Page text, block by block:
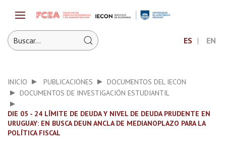
ES EN
INICIO PUBLICACIONES
DOCUMENTOS DEL IECON
DOCUMENTOS DE INVESTIGACIÓN ESTUDIANTIL
DIE 05 - 24 LÍMITE DE DEUDA Y NIVEL DE DEUDA PRUDENTE EN
URUGUAY: EN BUSCA DEUN ANCLA DE MEDIANOPLAZO PARA LA
POLÍTICA FISCAL